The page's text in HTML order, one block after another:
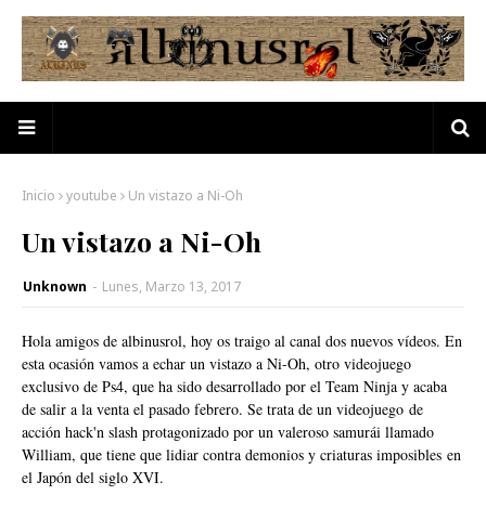
Inicio youtube Un vistazo a Ni-Oh
Un vistazo a Ni-Oh
Unknown - Lunes, Marzo 13, 2017
Hola amigos de albinusrol, hoy os traigo al canal dos nuevos vídeos. En
esta ocasión vamos a echar un vistazo a Ni-Oh, otro videojuego
exclusivo de Ps4, que ha sido desarrollado por el Team Ninja y acaba
de salir a la venta el pasado febrero. Se trata de un videojuego de
acción hack'n slash protagonizado por un valeroso samurái llamado
William, que tiene que lidiar contra demonios y criaturas imposibles en
el Japón del siglo XVI.